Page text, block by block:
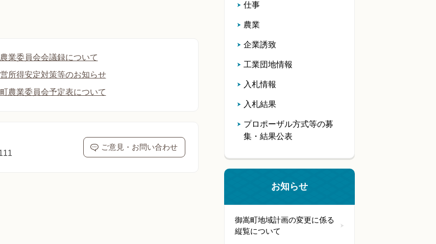
業委員会会議録について
所得安定対策等のお知らせ
農業委員会予定表について
ご意見・お問い合わせ
仕事
農業
企業誘致
工業団地情報
入札情報
入札結果
プロポーザル方式等の募
集・結果公表
お知らせ
御嵩町地域計画の変更に係る
縦覧について